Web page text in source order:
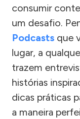
consumir
um desafio.
Podcasts que
lugar, a
trazem
histórias
dicas práticas
a maneira